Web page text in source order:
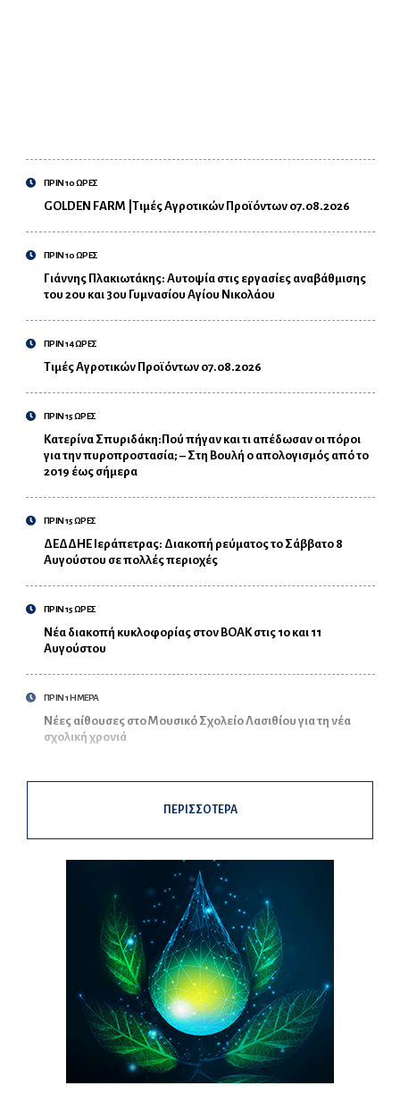
ΠΡΙΝ 10 ΩΡΕΣ
GOLDEN FARM |Τιμές Αγροτικών Προϊόντων 07.08.2026
ΠΡΙΝ 10 ΩΡΕΣ
Γιάννης Πλακιωτάκης: Αυτοψία στις εργασίες αναβάθμισης
του 2ου και 3ου Γυμνασίου Αγίου Νικολάου
ΠΡΙΝ 14 ΩΡΕΣ
Τιμές Αγροτικών Προϊόντων 07.08.2026
ΠΡΙΝ 15 ΩΡΕΣ
Κατερίνα Σπυριδάκη:Πού πήγαν και τι απέδωσαν οι πόροι
για την πυροπροστασία; – Στη Βουλή ο απολογισμός από το
2019 έως σήμερα
ΠΡΙΝ 15 ΩΡΕΣ
ΔΕΔΔΗΕ Ιεράπετρας: Διακοπή ρεύματος το Σάββατο 8
Αυγούστου σε πολλές περιοχές
ΠΡΙΝ 15 ΩΡΕΣ
Νέα διακοπή κυκλοφορίας στον ΒΟΑΚ στις 10 και 11
Αυγούστου
ΠΡΙΝ 1 ΗΜΕΡΑ
Νέες αίθουσες στο Μουσικό Σχολείο Λασιθίου για τη νέα
σχολική χρονιά
ΠΕΡΙΣΣΟΤΕΡΑ